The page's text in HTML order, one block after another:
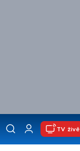
TV živě